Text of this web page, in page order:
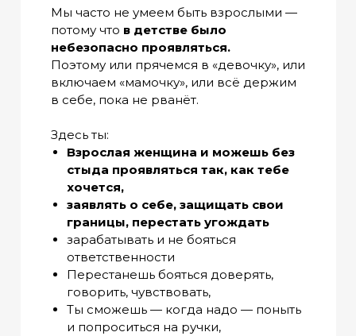
Мы часто не умеем быть взрослыми —
потому что в детстве было
небезопасно проявляться.
Поэтому или прячемся в «девочку», или
включаем «мамочку», или всё держим
в себе, пока не рванёт.
Здесь ты:
Взрослая женщина и можешь без
стыда проявляться так, как тебе
хочется,
заявлять о себе, защищать свои
границы, перестать угождать
зарабатывать и не бояться
ответственности
Перестанешь бояться доверять,
говорить, чувствовать,
Ты сможешь — когда надо — поныть
и попроситься на ручки,